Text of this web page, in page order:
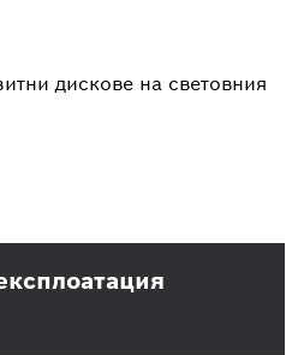
дискове на световния